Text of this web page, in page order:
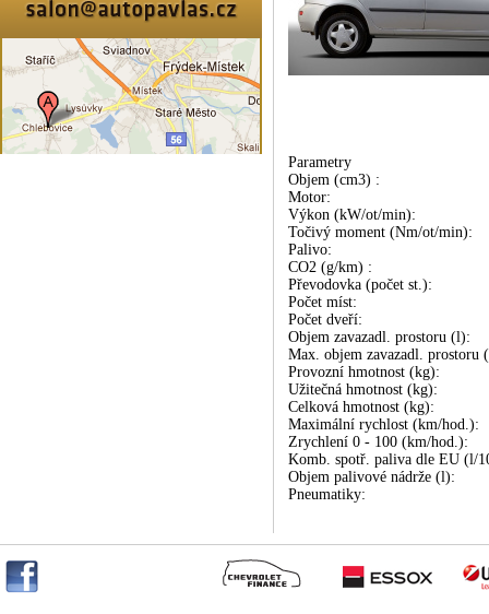
Parametry
Objem (cm3) :
Motor:
Výkon (kW/ot/min):
Točivý moment (Nm/ot/min):
Palivo:
CO2 (g/km) :
Převodovka (počet st.):
Počet míst:
Počet dveří:
Objem zavazadl. prostoru (l):
Max. objem zavazadl. prostoru
Provozní hmotnost (kg):
Užitečná hmotnost (kg):
Celková hmotnost (kg):
Maximální rychlost (km/hod.):
Zrychlení 0 - 100 (km/hod.):
Komb. spotř. paliva dle EU (l/
Objem palivové nádrže (l):
Pneumatiky: